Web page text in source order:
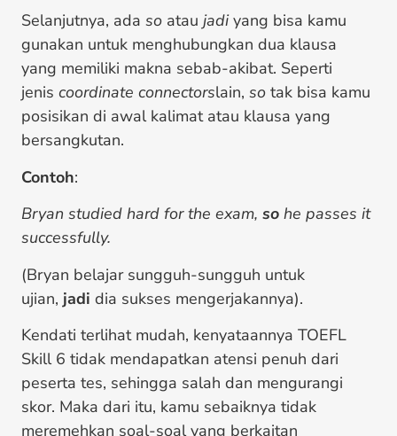
Selanjutnya, ada so atau jadiyang bisa kamu
gunakan untuk menghubungkan dua klausa
yang memiliki makna sebab-akibat. Seperti
jenis coordinate connectorslain, so tak bisa kamu
posisikan di awal kalimat atau klausa yang
bersangkutan.
Contoh:
Bryan studied hard for the exam, so he passes it
successfully.
(Bryan belajar sungguh-sungguh untuk
ujian, jadi dia sukses mengerjakannya).
Kendati terlihat mudah, kenyataannya TOEFL
Skill 6 tidak mendapatkan atensi penuh dari
peserta tes, sehingga salah dan mengurangi
skor. Maka dari itu, kamu sebaiknya tidak
meremehkan soal-soal yang berkaitan